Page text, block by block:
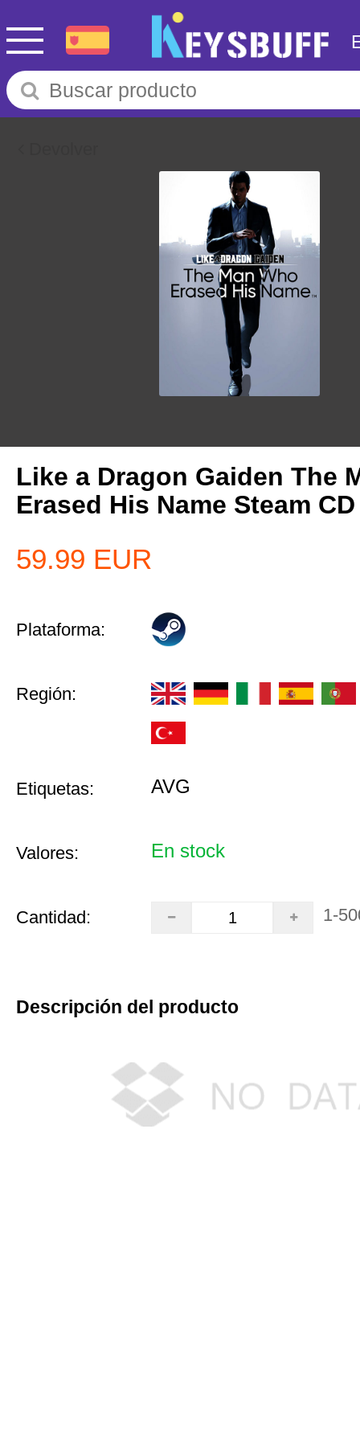
Like a Dragon Gaiden The
Erased His Name Steam
59.99 EUR
Plataforma:
Región:
Etiquetas: AVG
Valores: En stock
Cantidad: 1-
Descripción del producto